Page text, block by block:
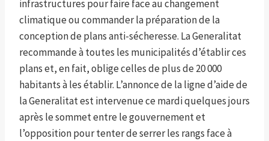
infrastructures pour faire face au changement
climatique ou commander la préparation de la
conception de plans anti-sécheresse. La Generalitat
recommande à toutes les municipalités d’établir ces
plans et, en fait, oblige celles de plus de 20 000
habitants à les établir. L’annonce de la ligne d’aide de
la Generalitat est intervenue ce mardi quelques jours
après le sommet entre le gouvernement et
l’opposition pour tenter de serrer les rangs face à